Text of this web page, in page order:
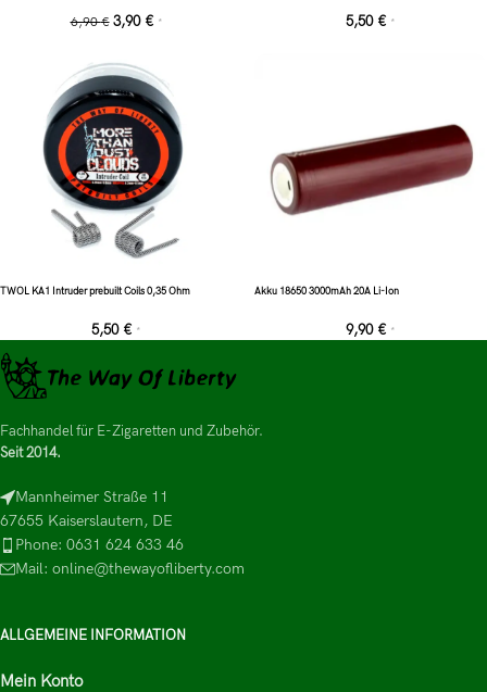
6,90€ 3,90 € * 5,50 € *
TWOL KA1 Intruder prebuilt Coils 0,35 Ohm
5,50 € *
Akku 18650 3000mAh 20A Li-Ion
9,90 € *
Fachhandel für E-Zigaretten und Zubehör.
Seit 2014.
Mannheimer Straße 11
67655 Kaiserslautern, DE
Phone: 0631 624 633 46
Mail: online@thewayofliberty.com
ALLGEMEINE INFORMATION
Mein Konto